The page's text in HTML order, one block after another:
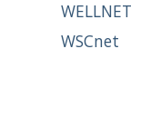
WELLNET
WSCnet